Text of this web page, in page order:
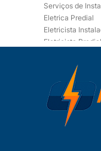
Serviços de
Eletrica Predial
Eletricista
Eletricista Predial
Eletricista
Eletricista
Eletricistas de
Empresa de
Empresa de
Empresa de